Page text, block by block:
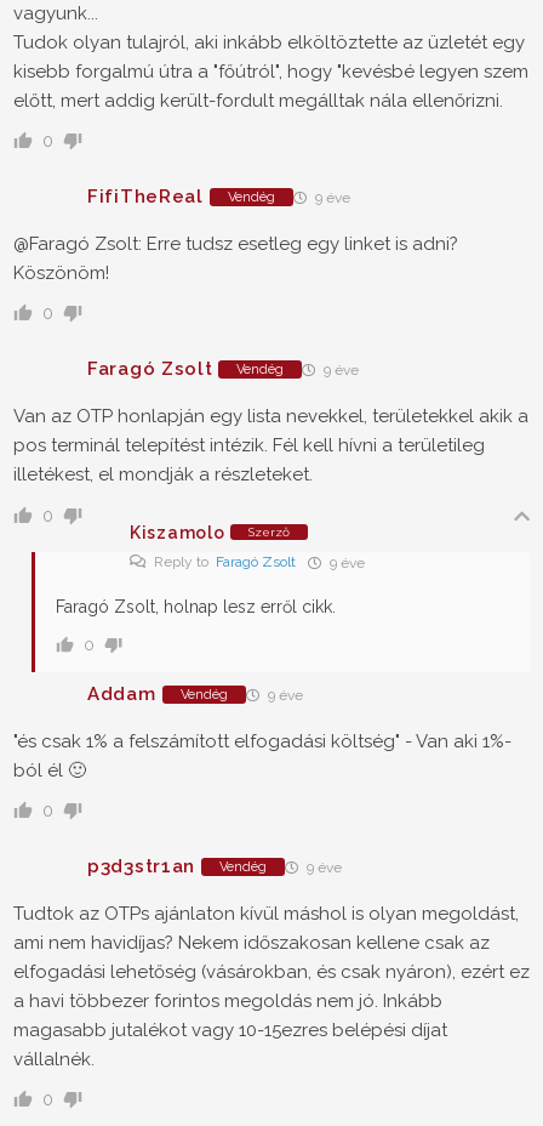
vagyunk...
Tudok olyan tulajról, aki inkább elköltöztette az üzletét egy
kisebb forgalmú útra a "főútról", hogy "kevésbé legyen szem
előtt, mert addig került-fordult megálltak nála ellenőrizni.
0
FifiTheReal Vendég 9 éve
@Faragó Zsolt: Erre tudsz esetleg egy linket is adni?
Köszönöm!
0
Faragó Zsolt Vendég 9 éve
Van az OTP honlapján egy lista nevekkel, területekkel akik a
pos terminál telepítést intézik. Fél kell hívni a területileg
illetékest, el mondják a részleteket.
0
Kiszamolo
Szerző
Reply to Faragó Zsolt 9 éve
Faragó Zsolt, holnap lesz erről cikk.
0
Addam Vendég 9 éve
"és csak 1% a felszámított elfogadási költség" - Van aki 1%-
ból él 🙂
0
p3d3str1an Vendég 9 éve
Tudtok az OTPs ajánlaton kívül máshol is olyan megoldást,
ami nem havidíjas? Nekem időszakosan kellene csak az
elfogadási lehetőség (vásárokban, és csak nyáron), ezért ez
a havi többezer forintos megoldás nem jó. Inkább
magasabb jutalékot vagy 10-15ezres belépési díjat
vállalnék.
0